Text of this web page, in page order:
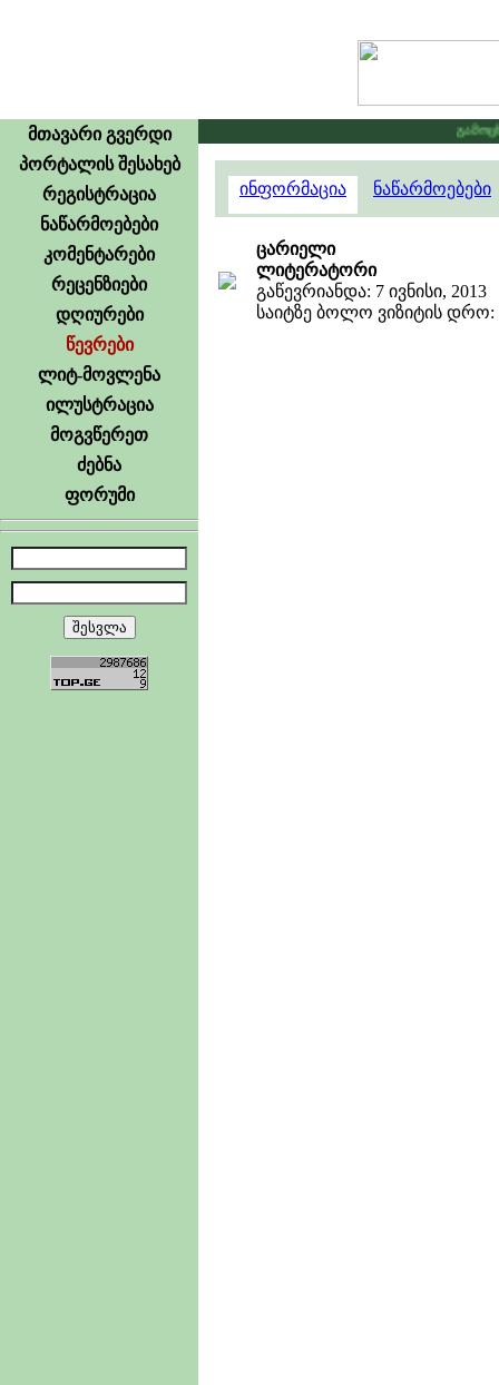
მთავარი გვერდი
პორტალის შესახებ
რეგისტრაცია
ნაწარმოებები
კომენტარები
რეცენზიები
დღიურები
წევრები
ლიტ-მოვლენა
ილუსტრაცია
მოგვწერეთ
ძებნა
ფორუმი
ინფორმაცია ნაწარმოებები
ცარიელი
ლიტერატორი
გაწევრიანდა: 7 ივნისი, 2013
საიტზე ბოლო ვიზიტის დრო: